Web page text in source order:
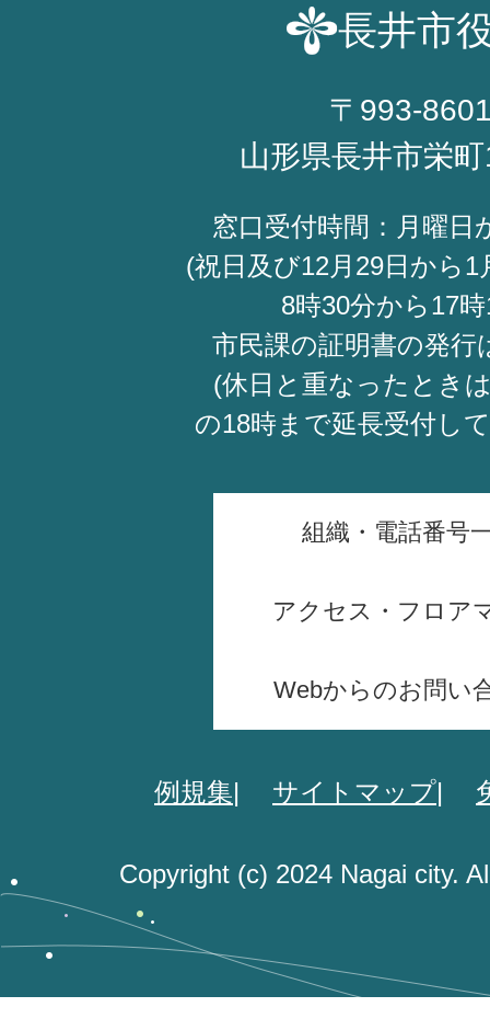
長井市
〒993-
山形県長井市栄
窓口受付時間：月曜日
(祝日及び12月29日から1
8時30分から17
市民課の証明書の発行
(休日と重なったとき
の18時まで延長受付し
組織・電話番号
アクセス・フロア
Webからのお問い
例規集 サイトマップ
Copyright (c) 2024 Nagai city.